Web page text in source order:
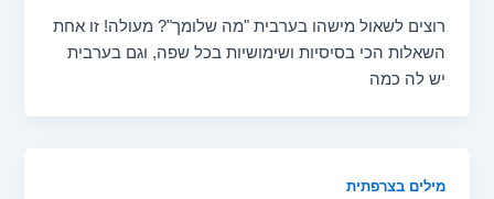
רוצים לשאול מישהו בערבית "מה שלומך"? מעולה! זו אחת
השאלות הכי בסיסיות ושימושיות בכל שפה, וגם בערבית
יש לה כמה
מילים בצרפתית